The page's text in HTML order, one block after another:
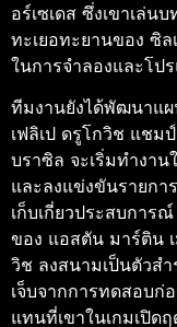
อร์เซเดส ซึ่งเขาเล่
ทะเยอทะยานของ ซิ
ในการจำลองและโป
ทีมงานยังได้พัฒนาแ
เฟลิเป ดรูโกวิช แชม
บราซิล จะเริ่มทำงา
และลงแข่งขันรายกา
เก็บเกี่ยวประสบการ
ของ แอสตัน มาร์ติน
วิช ลงสนามเป็นตัวส
เจ็บจากการทดสอบก่
แทนที่เขาในเกมเปิด